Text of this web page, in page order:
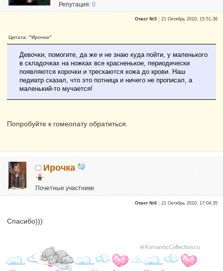
Репутация: 0
Ответ №5 :21 Октябрь 2010, 15:51:36
Цитата: "Ирочка"
Девочки, помогите, да же и не знаю куда пойти, у маленького
в складочках на ножках все красненькое, периодически
появляются корочки и трескаются кожа до крови. Наш
педиатр сказал, что это потница и ничего не прописал, а
маленький-то мучается!
Попробуйте к гомеопату обратиться.
Ирочка
Почетные участники
Ответ №6 :21 Октябрь 2010, 17:04:35
Спасибо)))